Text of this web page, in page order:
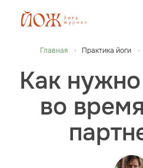
Главная Практика йоги
Как
во